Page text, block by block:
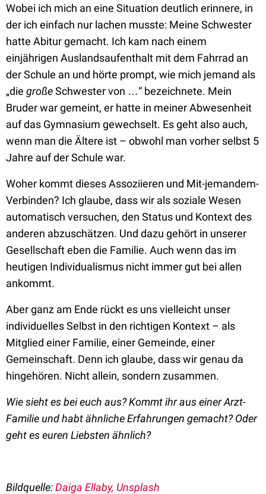
Wobei ich mich an eine Situation deutlich erinnere, in
der ich einfach nur lachen musste: Meine Schwester
hatte Abitur gemacht. Ich kam nach einem
einjährigen Auslandsaufenthalt mit dem Fahrrad an
der Schule an und hörte prompt, wie mich jemand als
„die großeSchwester von …“ bezeichnete. Mein
Bruder war gemeint, er hatte in meiner Abwesenheit
auf das Gymnasium gewechselt. Es geht also auch,
wenn man die Ältere ist – obwohl man vorher selbst 5
Jahre auf der Schule war.
Woher kommt dieses Assoziieren und Mit-jemandem-
Verbinden? Ich glaube, dass wir als soziale Wesen
automatisch versuchen, den Status und Kontext des
anderen abzuschätzen. Und dazu gehört in unserer
Gesellschaft eben die Familie. Auch wenn das im
heutigen Individualismus nicht immer gut bei allen
ankommt.
Aber ganz am Ende rückt es uns vielleicht unser
individuelles Selbst in den richtigen Kontext – als
Mitglied einer Familie, einer Gemeinde, einer
Gemeinschaft. Denn ich glaube, dass wir genau da
hingehören. Nicht allein, sondern zusammen.
Wie sieht es bei euch aus? Kommt ihr aus einer Arzt-
Familie und habt ähnliche Erfahrungen gemacht? Oder
geht es euren Liebsten ähnlich?
Bildquelle:Daiga Ellaby, Unsplash